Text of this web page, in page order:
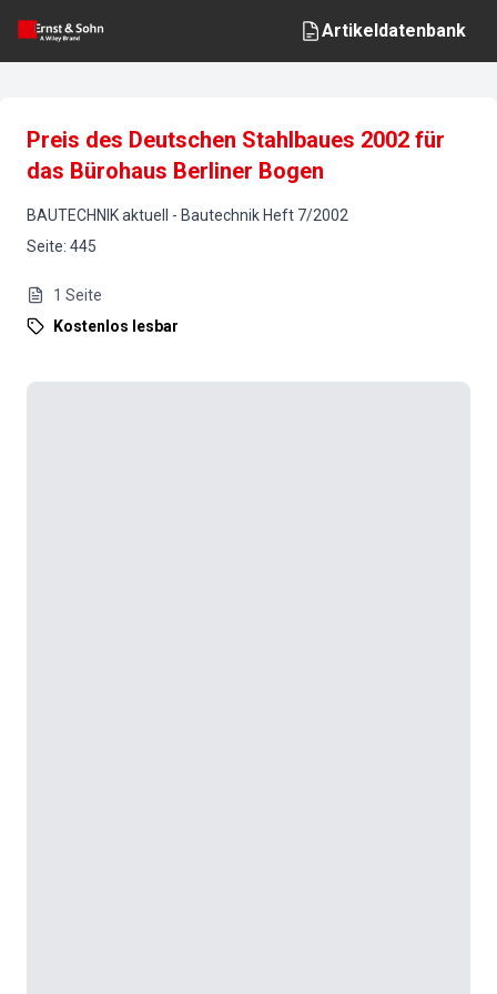
Artikeldatenbank
Preis des Deutschen Stahlbaues 2002 für
das Bürohaus Berliner Bogen
BAUTECHNIK aktuell - Bautechnik Heft 7/2002
Seite: 445
1 Seite
Kostenlos lesbar